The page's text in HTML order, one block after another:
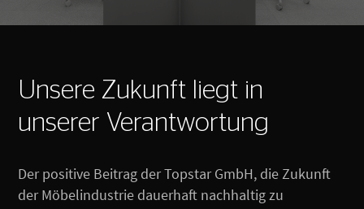
Unsere Zukunft liegt in
unserer Verantwortung
Der positive Beitrag der Topstar GmbH, die Zukunft
der Möbelindustrie dauerhaft nachhaltig zu